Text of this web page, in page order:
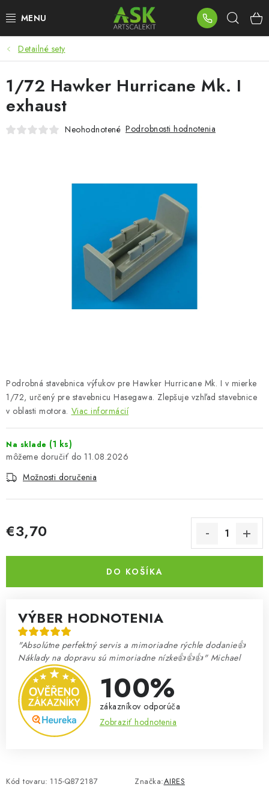
na
BLOG
SUMMER DAYS
WARHAMMER
FARBY & POMÔCKY
PREDÁVANÉ ZNAČKY
O Nás Moja objednávka Kontakty
Preprava a platba
Podmienky a pravidlá
Prevodník modelárskych farieb
Detailné sety
Podrobná stavebnica výfukov pre Hawker Hurricane Mk. I v mierke
1/72, určený pre stavebnicu Hasegawa. Zlepšuje vzhľad stavebnice
v oblasti motora. Viac informácií
Na sklade (1 ks)
11.08.2026
Možnosti doručenia
€3,70
DO KOŠÍKA
VÝBER HODNOTENIA
"Absolútne perfektný servis a mimoriadne rýchle dodanie👍
Náklady na dopravu sú mimoriadne nízke👍👍👍" Michael
100%
zákazníkov odporúča
Zobraziť hodnotenia
Kód tovaru: 115-QB72187 Značka:AIRES
1/72 Hawker Hurricane Mk. I
exhaust
Neohodnotené Podrobnosti hodnotenia